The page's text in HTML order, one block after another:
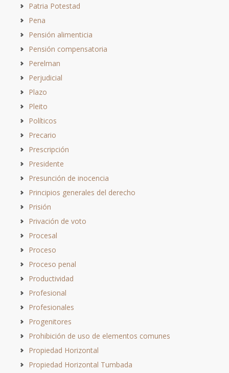
Patria Potestad
Pena
Pensión alimenticia
Pensión compensatoria
Perelman
Perjudicial
Plazo
Pleito
Políticos
Precario
Prescripción
Presidente
Presunción de inocencia
Principios generales del derecho
Prisión
Privación de voto
Procesal
Proceso
Proceso penal
Productividad
Profesional
Profesionales
Progenitores
Prohibición de uso de elementos comunes
Propiedad Horizontal
Propiedad Horizontal Tumbada